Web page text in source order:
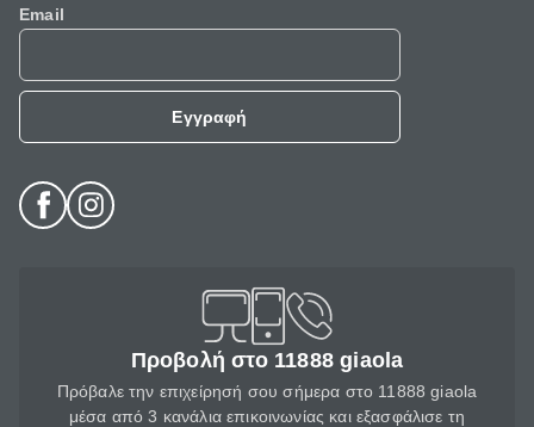
Email
Εγγραφή
Προβολή στο 11888 giaola
Πρόβαλε την επιχείρησή σου σήμερα στο 11888 giaola
μέσα από 3 κανάλια επικοινωνίας και εξασφάλισε τη